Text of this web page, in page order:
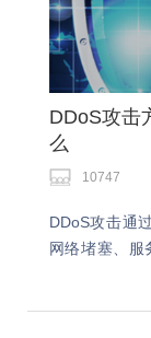
DDoS攻击
么
10747
DDoS攻击通
网络堵塞、服